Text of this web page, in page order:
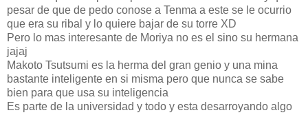
pesar de que de pedo conose a Tenma a este se le ocurrio
que era su ribal y lo quiere bajar de su torre XD
Pero lo mas interesante de Moriya no es el sino su hermana
jajaj
Makoto Tsutsumi es la herma del gran genio y una mina
bastante inteligente en si misma pero que nunca se sabe
bien para que usa su inteligencia
Es parte de la universidad y todo y esta desarroyando algo